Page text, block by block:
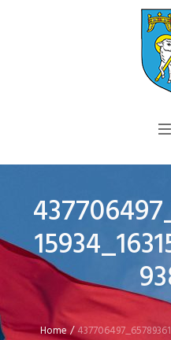
Home/